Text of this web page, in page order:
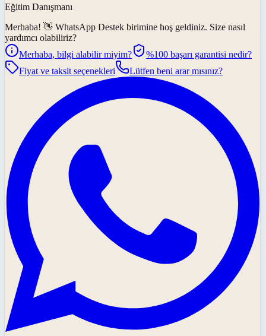
Eğitim Danışmanı
Merhaba! 👋 WhatsApp Destek birimine hoş geldiniz. Size nasıl
yardımcı olabiliriz?
Merhaba, bilgi alabilir miyim?
%100 başarı garantisi nedir?
Fiyat ve taksit seçenekleri
Lütfen beni arar mısınız?